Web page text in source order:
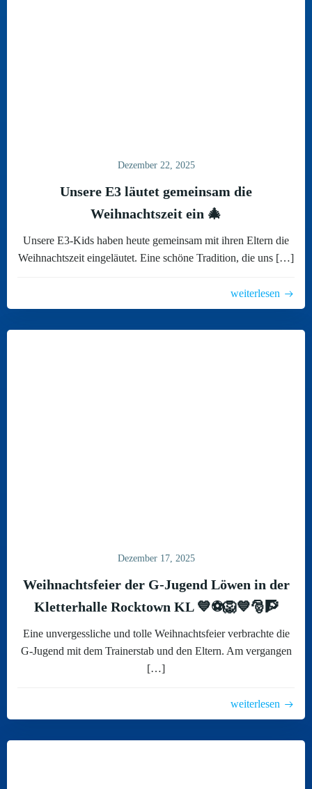
Dezember 22, 2025
Unsere E3 läutet gemeinsam die
Weihnachtszeit ein 🎄
Unsere E3-Kids haben heute gemeinsam mit ihren Eltern die
Weihnachtszeit eingeläutet. Eine schöne Tradition, die uns […]
weiterlesen
Dezember 17, 2025
Weihnachtsfeier der G-Jugend Löwen in der
Kletterhalle Rocktown KL 💙⚽️🦁💙🎅🧗
Eine unvergessliche und tolle Weihnachtsfeier verbrachte die
G-Jugend mit dem Trainerstab und den Eltern. Am vergangen
[…]
weiterlesen